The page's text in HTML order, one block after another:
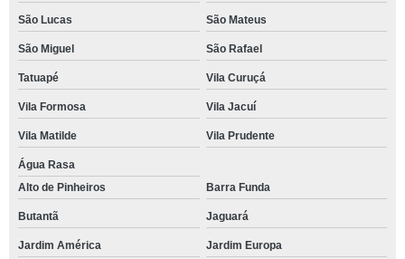
São Lucas São Mateus
São Miguel São Rafael
Tatuapé Vila Curuçá
Vila Formosa Vila Jacuí
Vila Matilde Vila Prudente
Água Rasa
Alto de Pinheiros
Barra Funda
Butantã Jaguará
Jardim América Jardim Europa